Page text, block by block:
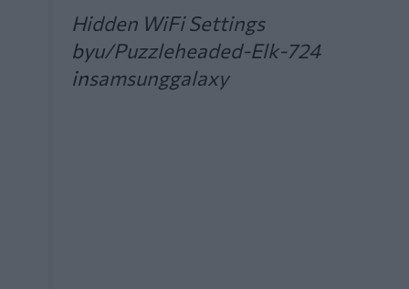
Hidden WiFi Settings
byu/Puzzleheaded-Elk-724
insamsunggalaxy